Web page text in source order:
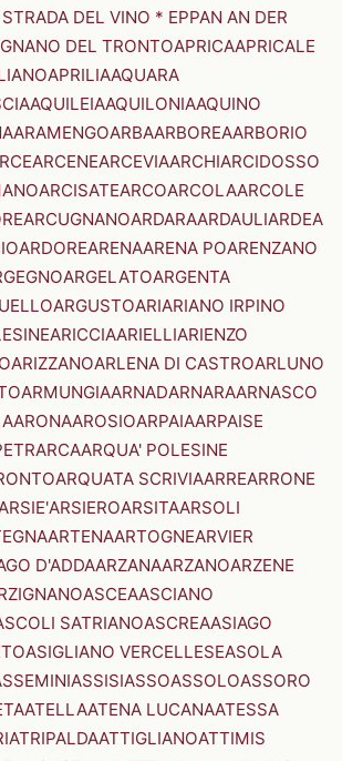
DEL VINO * EPPAN AN DER
DEL TRONTOAPRICAAPRICALE
APRILIAAQUARA
AQUILEIAAQUILONIAAQUINO
ARAMENGOARBAARBOREAARBORIO
ARCENEARCEVIAARCHIARCIDOSSO
ARCISATEARCOARCOLAARCOLE
ARCUGNANOARDARAARDAULIARDEA
ARDOREARENAARENA POARENZANO
ARGELATOARGENTA
ARGUSTOARIARIANO IRPINO
ARICCIAARIELLIARIENZO
ARIZZANOARLENA DI CASTROARLUNO
ARMUNGIAARNADARNARAARNASCO
ARONAAROSIOARPAIAARPAISE
ARQUA' POLESINE
ARQUATA SCRIVIAARREARRONE
ARSIEROARSITAARSOLI
ARTENAARTOGNEARVIER
D'ADDAARZANAARZANOARZENE
ASCEAASCIANO
SATRIANOASCREAASIAGO
ASIGLIANO VERCELLESEASOLA
ASSISIASSOASSOLOASSORO
ATELLAATENA LUCANAATESSA
ATRIPALDAATTIGLIANOATTIMIS